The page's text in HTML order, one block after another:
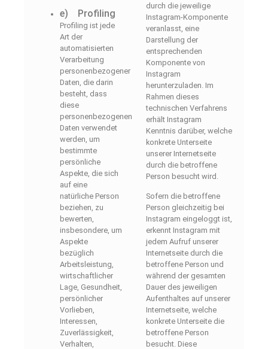
e) Profiling
Profiling ist jede
Art der
automatisierten
Verarbeitung
personenbezogener
Daten, die darin
besteht, dass
diese
personenbezogenen
Daten verwendet
werden, um
bestimmte
persönliche
Aspekte, die sich
auf eine
natürliche Person
beziehen, zu
bewerten,
insbesondere, um
Aspekte
bezüglich
Arbeitsleistung,
wirtschaftlicher
Lage, Gesundheit,
persönlicher
Vorlieben,
Interessen,
Zuverlässigkeit,
Verhalten,
durch die jeweilige
Instagram-Komponente
veranlasst, eine
Darstellung der
entsprechenden
Komponente von
Instagram
herunterzuladen. Im
Rahmen dieses
technischen Verfahrens
erhält Instagram
Kenntnis darüber, welche
konkrete Unterseite
unserer Internetseite
durch die betroffene
Person besucht wird.
Sofern die betroffene
Person gleichzeitig bei
Instagram eingeloggt ist,
erkennt Instagram mit
jedem Aufruf unserer
Internetseite durch die
betroffene Person und
während der gesamten
Dauer des jeweiligen
Aufenthaltes auf unserer
Internetseite, welche
konkrete Unterseite die
betroffene Person
besucht. Diese